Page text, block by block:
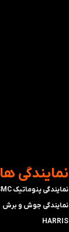
​نمایندگی ها
نمایندگی پنوماتیک SMC
​​​​​​​نمایندگی جوش و برش
HARRIS